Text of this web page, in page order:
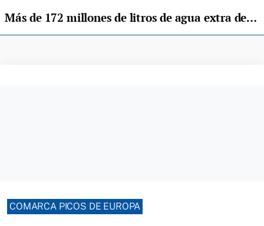
Más de 172 millones de litros de agua extra del Dobra para el Descenso del Sella
COMARCA PICOS DE EUROPA